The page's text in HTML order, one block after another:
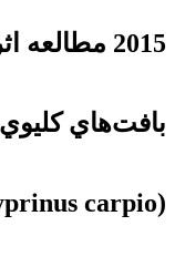
2015
بافت‌هاي